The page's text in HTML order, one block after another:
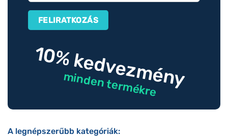
10% kedvezmény
minden termékre
A legnépszerűbb kategóriák: